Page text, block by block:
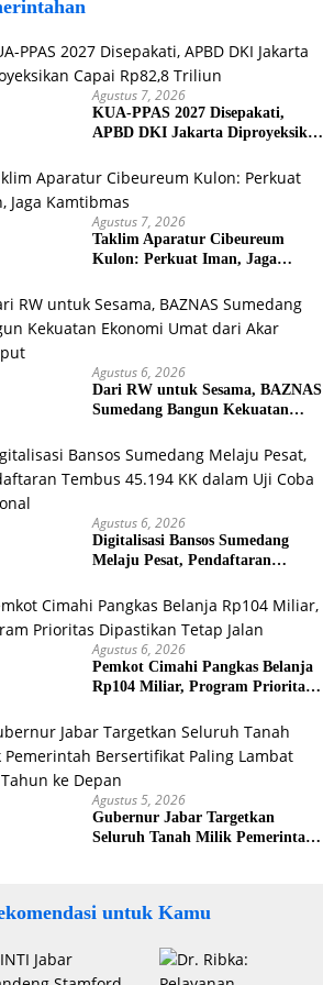
Agustus 7, 2026
KUA-PPAS 2027 Disepakati,
APBD DKI Jakarta Diproyeksikan
Agustus 7, 2026
Taklim Aparatur Cibeureum
Kulon: Perkuat Iman, Jaga
Agustus 6, 2026
Dari RW untuk Sesama, BAZNAS
Sumedang Bangun Kekuatan
Agustus 6, 2026
Digitalisasi Bansos Sumedang
Melaju Pesat, Pendaftaran
Coba Nasional
Agustus 6, 2026
Pemkot Cimahi Pangkas Belanja
Rp104 Miliar, Program Prioritas
Agustus 5, 2026
Gubernur Jabar Targetkan
Seluruh Tanah Milik Pemerintah
untuk Kamu